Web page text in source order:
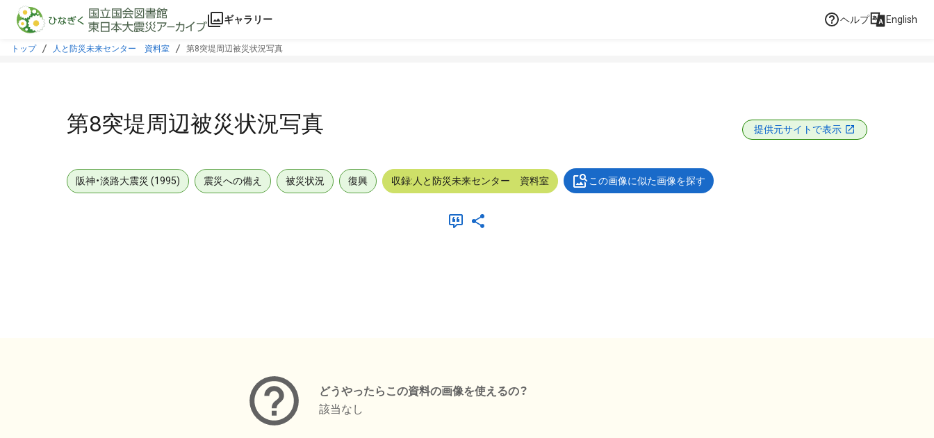
本文に飛ぶ
ギャラリー ヘルプ English
トップ 人と防災未来センター 資料室 第8突堤周辺被災状況写真
第8突堤周辺被災状況写真 提供元サイトで表示
阪神・淡路大震災 (1995) 震災への備え 被災状況 復興 収録:人と防災未来センター 資料室 この画像に似た画像を探す
どうやったらこの資料の画像を使えるの？
該当なし